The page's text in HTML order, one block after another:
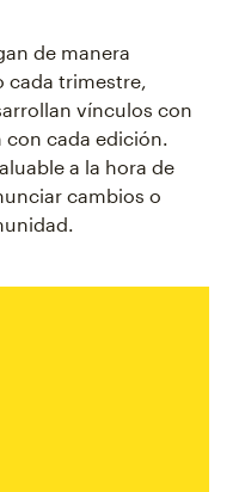
de manera
cada trimestre,
vínculos con
cada edición.
a la hora de
cambios o